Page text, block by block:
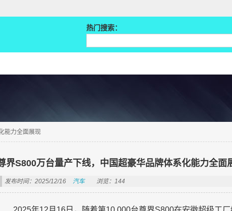
热门搜索：
能力全面展现
界S800万台量产下线，中国超豪华品牌体系化能力全面
发布时间：2025/12/16 汽车 浏览：144